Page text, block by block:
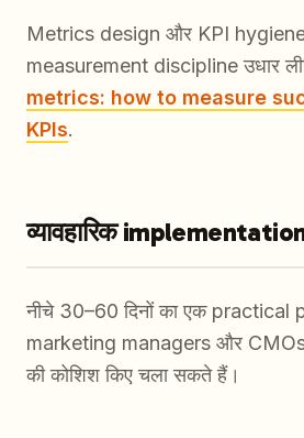
Metrics design और KPI hygiene
measurement discipline उधार
metrics: how to measure
KPIs.
व्यावहारिक
नीचे 30–60 दिनों का एक practical
marketing managers और CMOs
की कोशिश किए चला सकते हैं।